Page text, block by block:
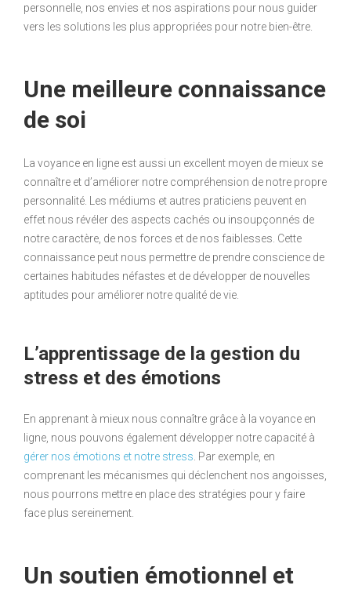
personnelle, nos envies et nos aspirations pour nous guider
vers les solutions les plus appropriées pour notre bien-être.
Une meilleure connaissance
de soi
La voyance en ligne est aussi un excellent moyen de mieux se
connaître et d’améliorer notre compréhension de notre propre
personnalité. Les médiums et autres praticiens peuvent en
effet nous révéler des aspects cachés ou insoupçonnés de
notre caractère, de nos forces et de nos faiblesses. Cette
connaissance peut nous permettre de prendre conscience de
certaines habitudes néfastes et de développer de nouvelles
aptitudes pour améliorer notre qualité de vie.
L’apprentissage de la gestion du
stress et des émotions
En apprenant à mieux nous connaître grâce à la voyance en
ligne, nous pouvons également développer notre capacité à
gérer nos émotions et notre stress. Par exemple, en
comprenant les mécanismes qui déclenchent nos angoisses,
nous pourrons mettre en place des stratégies pour y faire
face plus sereinement.
Un soutien émotionnel et